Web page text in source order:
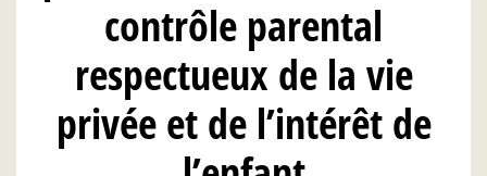
contrôle parental
respectueux de la vie
privée et de l’intérêt de